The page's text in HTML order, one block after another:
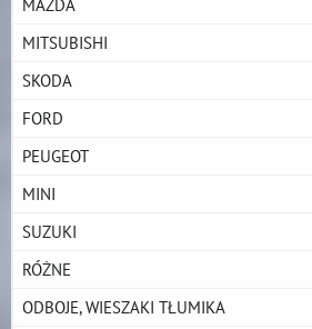
MITSUBISHI
SKODA
FORD
PEUGEOT
MINI
SUZUKI
RÓŻNE
ODBOJE, WIESZAKI TŁUMIKA